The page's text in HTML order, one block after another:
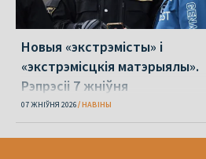
Новыя «экстрэмісты» і
«экстрэмісцкія матэрыялы».
Рэпрэсіі 7 жніўня
07 ЖНІЎНЯ 2026 НАВІНЫ